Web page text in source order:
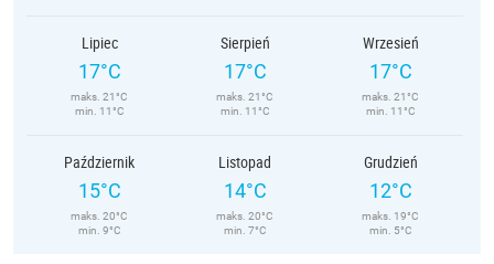
Lipiec
17°C
maks. 21°C
min. 11°C
Sierpień
17°C
maks. 21°C
min. 11°C
Wrzesień
17°C
maks. 21°C
min. 11°C
Październik
15°C
maks. 20°C
min. 9°C
Listopad
14°C
maks. 20°C
min. 7°C
Grudzień
12°C
maks. 19°C
min. 5°C